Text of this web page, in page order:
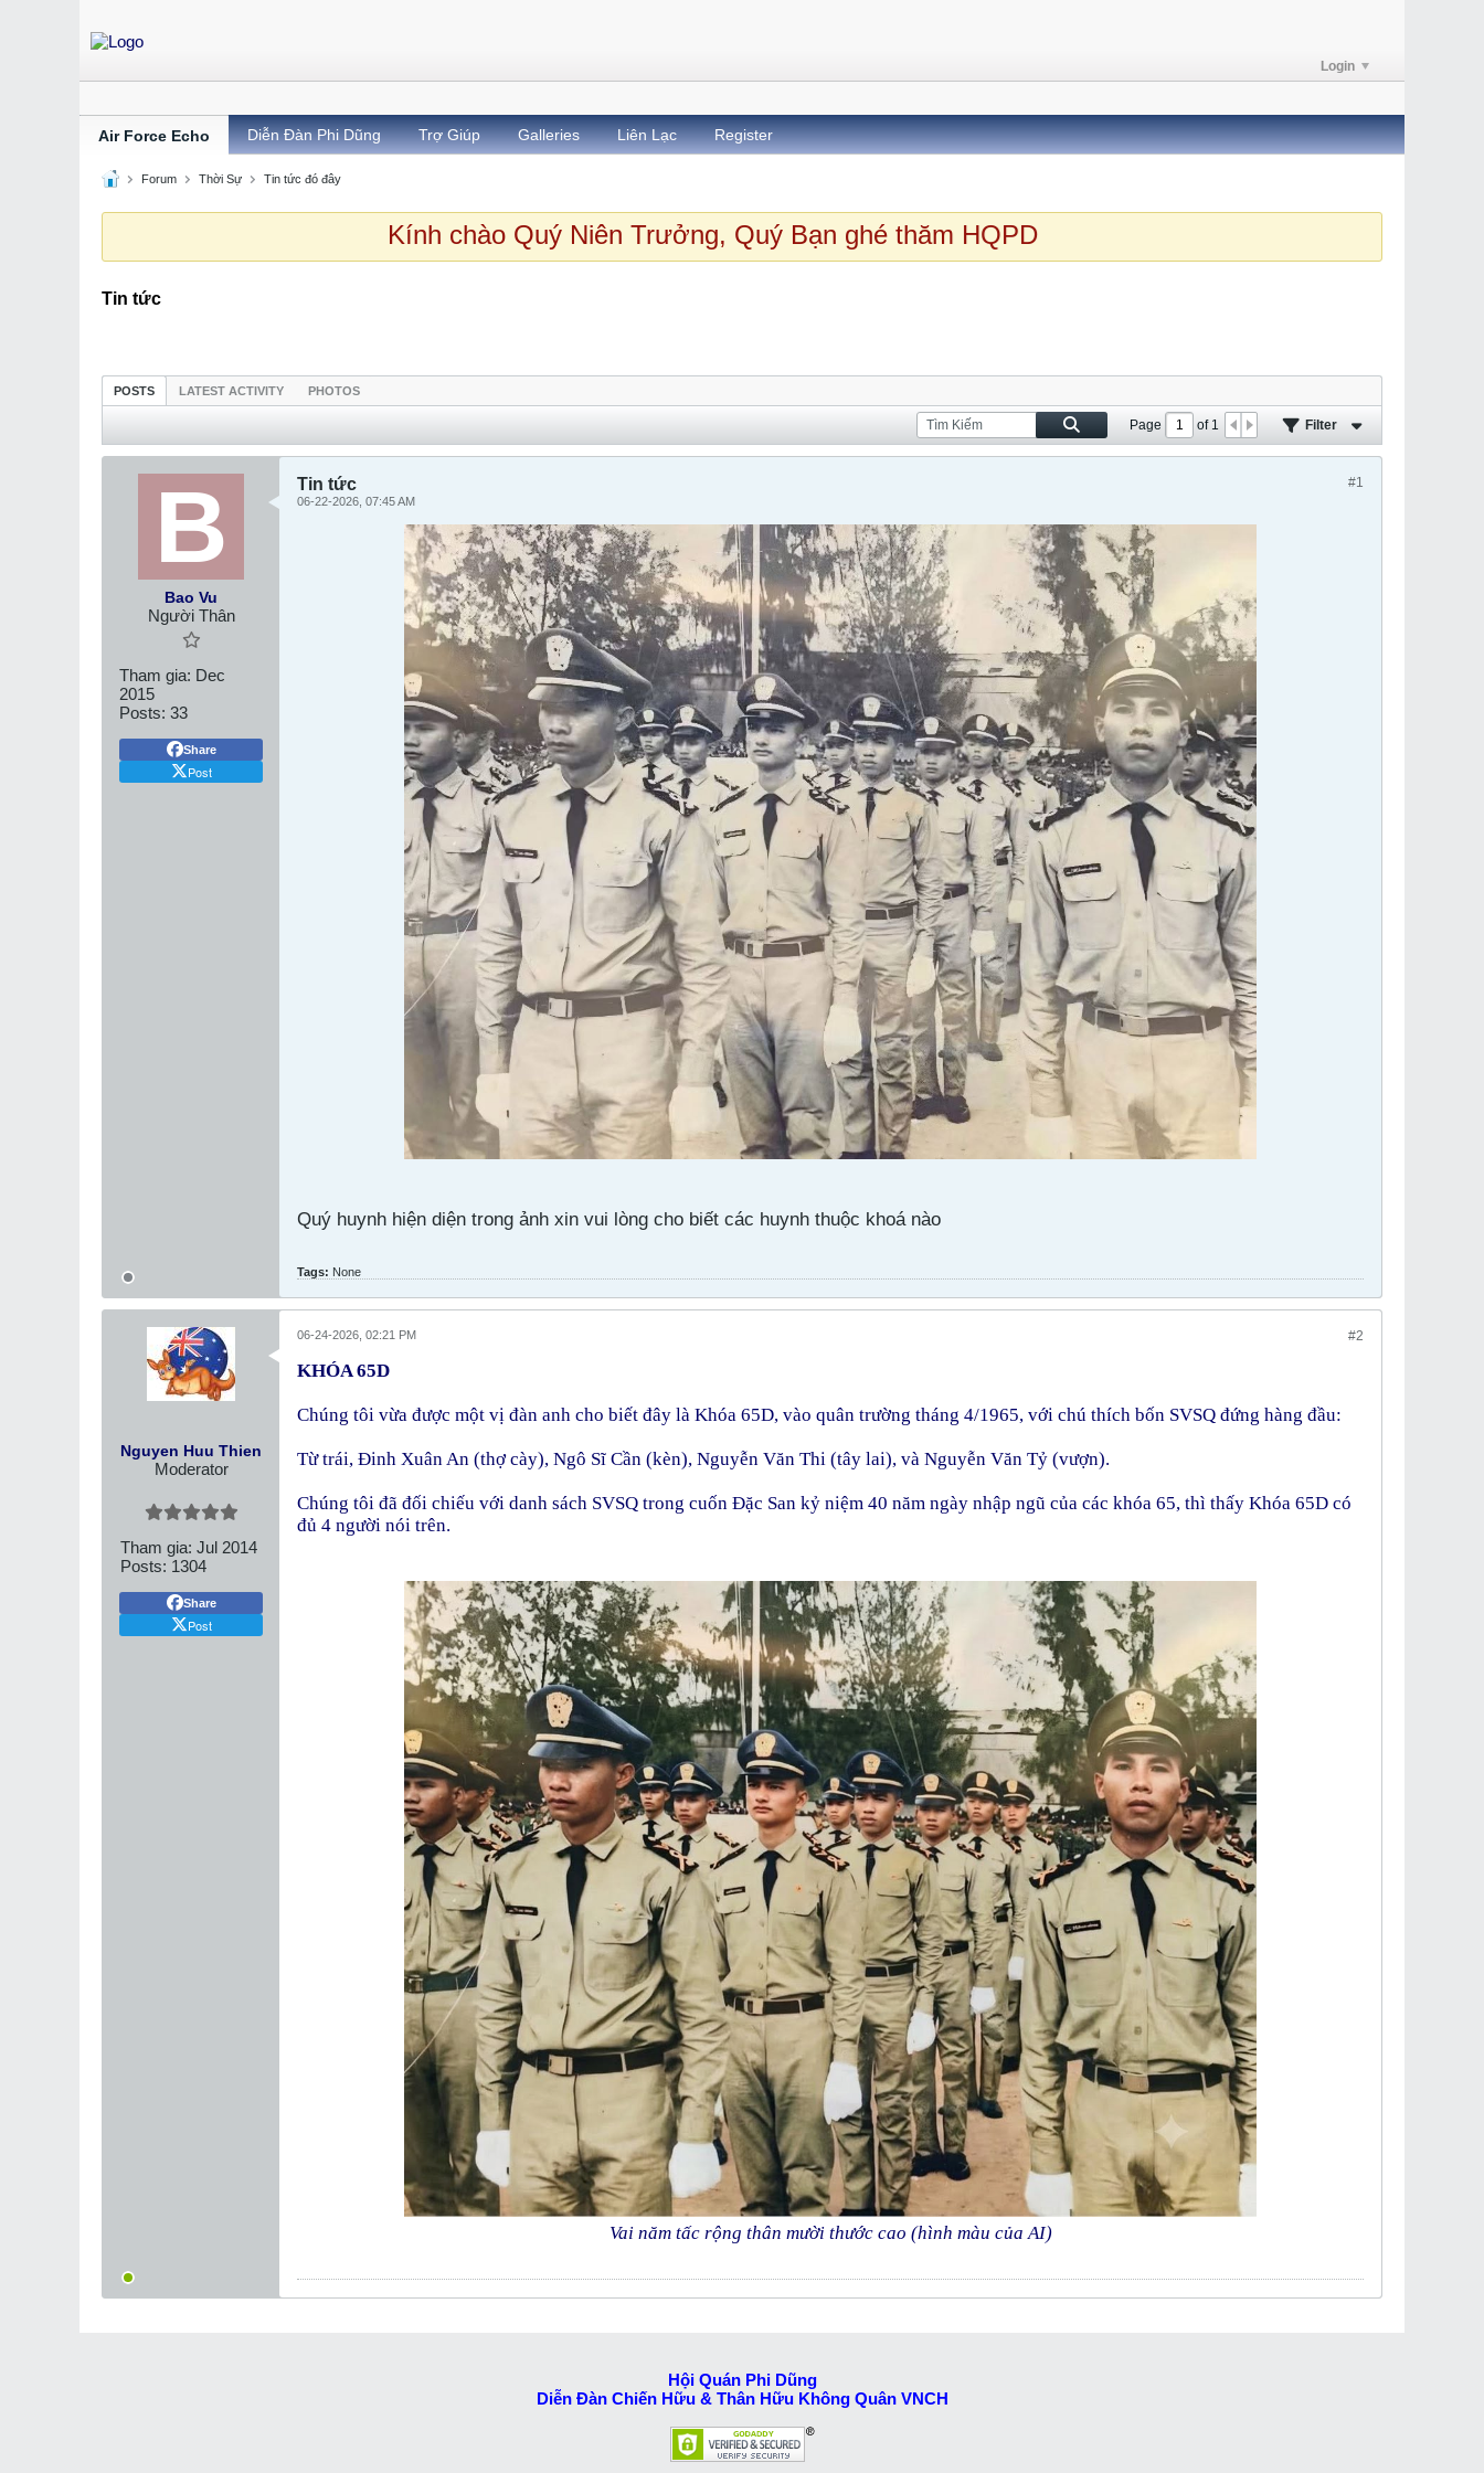
Login
Air Force Echo Diễn Đàn Phi Dũng Trợ Giúp Galleries Liên Lạc Register
Forum Thời Sự Tin tức đó đây
Kính chào Quý Niên Trưởng, Quý Bạn ghé thăm HQPD
Tin tức
POSTS LATEST ACTIVITY PHOTOS
Page of1 Filter
Bao Vu
Người Thân
Tham gia: Dec
2015
Posts: 33
Share
Post
#1
Tin tức
06-22-2026, 07:45 AM
Quý huynh hiện diện trong ảnh xin vui lòng cho biết các huynh thuộc khoá nào
Tags: None
Nguyen Huu Thien
Moderator
Tham gia: Jul 2014
Posts: 1304
Share
Post
#2
06-24-2026, 02:21 PM
KHÓA 65D
Chúng tôi vừa được một vị đàn anh cho biết đây là Khóa 65D, vào quân trường tháng 4/1965, với chú thích bốn SVSQ đứng hàng đầu:
Từ trái, Đinh Xuân An (thợ cày), Ngô Sĩ Cần (kèn), Nguyễn Văn Thi (tây lai), và Nguyễn Văn Tỷ (vượn).
Chúng tôi đã đối chiếu với danh sách SVSQ trong cuốn Đặc San kỷ niệm 40 năm ngày nhập ngũ của các khóa 65, thì thấy Khóa 65D có
đủ 4 người nói trên.
Vai năm tấc rộng thân mười thước cao (hình màu của AI)
Hội Quán Phi Dũng
Diễn Đàn Chiến Hữu & Thân Hữu Không Quân VNCH